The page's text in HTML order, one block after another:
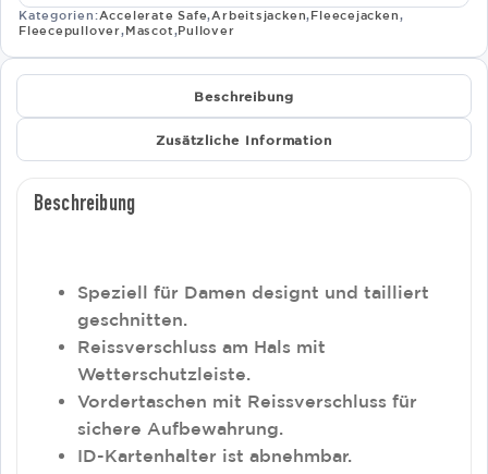
Kategorien:Accelerate Safe,Arbeitsjacken,Fleecejacken,
Fleecepullover,Mascot,Pullover
Beschreibung
Zusätzliche Information
Beschreibung
Speziell für Damen designt und tailliert
geschnitten.
Reissverschluss am Hals mit
Wetterschutzleiste.
Vordertaschen mit Reissverschluss für
sichere Aufbewahrung.
ID-Kartenhalter ist abnehmbar.